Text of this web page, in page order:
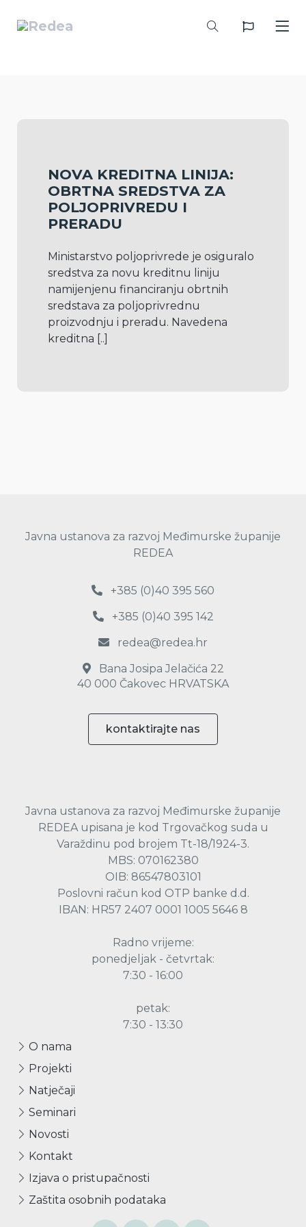
NOVA KREDITNA LINIJA:
OBRTNA SREDSTVA ZA
POLJOPRIVREDU I
PRERADU
Ministarstvo poljoprivrede je osiguralo
sredstva za novu kreditnu liniju
namijenjenu financiranju obrtnih
sredstava za poljoprivrednu
proizvodnju i preradu. Navedena
kreditna [..]
Javna ustanova za razvoj Međimurske županije
REDEA
+385 (0)40 395 560
+385 (0)40 395 142
redea@redea.hr
Bana Josipa Jelačića 22
40 000 Čakovec HRVATSKA
kontaktirajte nas
Javna ustanova za razvoj Međimurske županije
REDEA upisana je kod Trgovačkog suda u
Varaždinu pod brojem Tt-18/1924-3.
MBS: 070162380
OIB: 86547803101
Poslovni račun kod OTP banke d.d.
IBAN: HR57 2407 0001 1005 5646 8
Radno vrijeme:
ponedjeljak - četvrtak:
7:30 - 16:00
petak:
7:30 - 13:30
O nama
Projekti
Natječaji
Seminari
Novosti
Kontakt
Izjava o pristupačnosti
Zaštita osobnih podataka